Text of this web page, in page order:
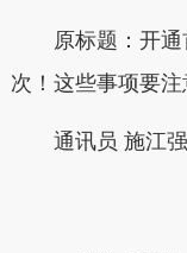
原标题：开通
次！这些事项要注
通讯员 施江